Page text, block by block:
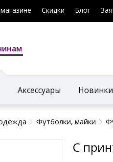
Скидки Блог
Аксессуары Новинки
Футболки, майки
С